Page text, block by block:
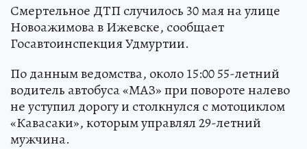
Смертельное ДТП случилось 30 мая на улице
Новоажимова в Ижевске, сообщает
Госавтоинспекция Удмуртии.
По данным ведомства, около 15:00 55-летний
водитель автобуса «МАЗ» при повороте налево
не уступил дорогу и столкнулся с мотоциклом
«Кавасаки», которым управлял 29-летний
мужчина.